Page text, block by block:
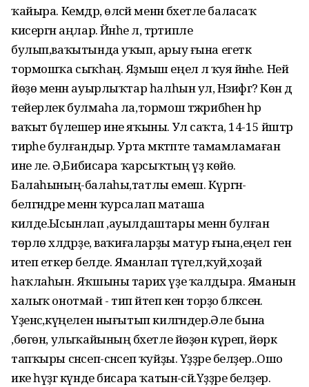
ҡайыра. Кемдәр, өләсәй менән бәхетле баласаҡ
кисергән аңлар. Йәнәһе лә, тәртипле
булып,ваҡытында уҡып, арыу ғына егеткә
тормошҡа сыҡһаң. Яҙмыш еңелә лә ҡуя йәнәһе. Ней
йөҙө менән ауырлыҡтар һалһын ул, Нәзифәгә? Көн дә
тейерлек булмаһа ла,тормош тәжрибәһен һәр
ваҡыт бүлешер ине яҡыны. Ул саҡта, 14-15 йәштәр
тирәһе булғандыр. Урта мәктәпте тамамламаған
ине әле. Ә,Бибисара ҡарсыҡтың үҙ көйө.
Балаһының-балаһы,татлы емеш. Күргән-
белгәндәре менән ҡурсалап маташа
килде.Ысынлап ,ауылдаштары менән булған
төрлө хәлдәрҙе, ваҡиғаларҙы матур ғына,еңел генә
итеп еткерә белде. Яманлап түгел,ҡуй,хоҙай
һаҡлаһын. Яҡшыны тарих үҙе ҡалдыра. Яманын
халыҡ онотмай - тип әйтеп кенә торҙо бәләкәсенә.
Үҙенсә,күңелен нығытып килгәндер.Әле бына
,бөгөн, улыҡайының бәхетле йөҙөн күреп, йөрәк
тапҡыры сәнсеп-сәнсеп ҡуйҙы. Үҙҙәре беләҙер..Ошо
ике һүҙгә күнде бисара ҡатын-әсәй.Үҙҙәре беләҙер.